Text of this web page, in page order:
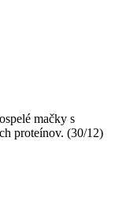
mačky s
proteínov. (30/12)